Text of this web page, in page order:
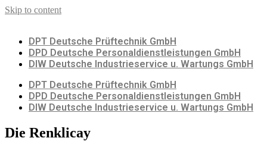
Skip to content
DPT Deutsche Prüftechnik GmbH
DPD Deutsche Personaldienstleistungen GmbH
DIW Deutsche Industrieservice u. Wartungs GmbH
DPT Deutsche Prüftechnik GmbH
DPD Deutsche Personaldienstleistungen GmbH
DIW Deutsche Industrieservice u. Wartungs GmbH
Die Renklicay